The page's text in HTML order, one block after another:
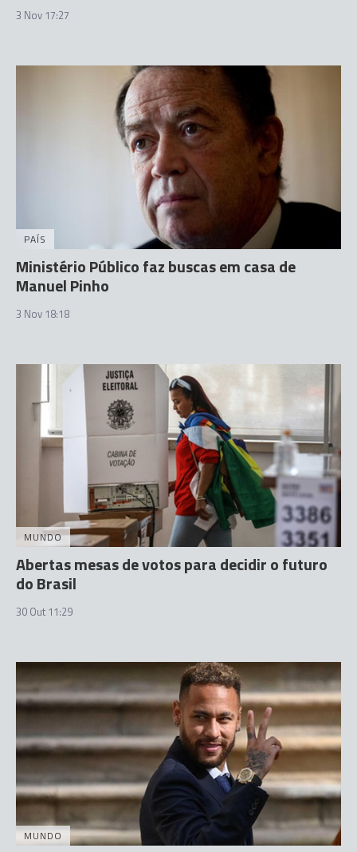
3 Nov 17:27
PAÍS
Ministério Público faz buscas em casa de
Manuel Pinho
3 Nov 18:18
MUNDO
Abertas mesas de votos para decidir o futuro
do Brasil
30 Out 11:29
MUNDO